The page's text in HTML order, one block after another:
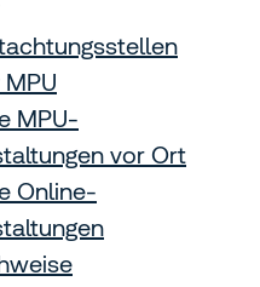
MPU-
vor Ort
Online-